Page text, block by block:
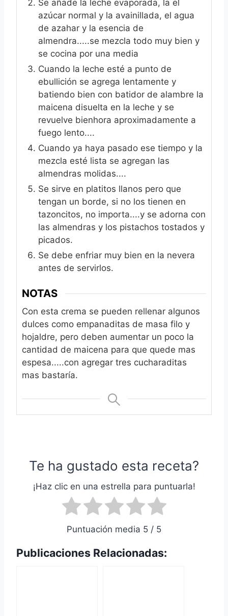
Se añade la leche evaporada, la el
azúcar normal y la avainillada, el agua
de azahar y la esencia de
almendra.....se mezcla todo muy bien y
se cocina por una media
Cuando la leche esté a punto de
ebullición se agrega lentamente y
batiendo bien con batidor de alambre la
maicena disuelta en la leche y se
revuelve bienhora aproximadamente a
fuego lento....
Cuando ya haya pasado ese tiempo y la
mezcla esté lista se agregan las
almendras molidas....
Se sirve en platitos llanos pero que
tengan un borde, si no los tienen en
tazoncitos, no importa....y se adorna con
las almendras y los pistachos tostados y
picados.
Se debe enfriar muy bien en la nevera
antes de servirlos.
NOTAS
Con esta crema se pueden rellenar algunos
dulces como empanaditas de masa filo y
hojaldre, pero deben aumentar un poco la
cantidad de maicena para que quede mas
espesa.....con agregar tres cucharaditas
mas bastaría.
Te ha gustado esta receta?
¡Haz clic en una estrella para puntuarla!
Puntuación media 5 / 5
Publicaciones Relacionadas: